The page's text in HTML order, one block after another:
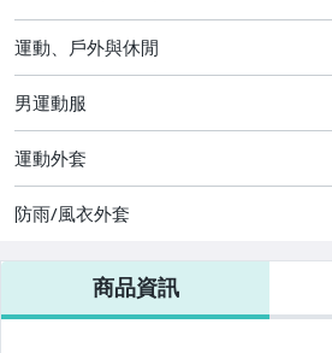
運動、戶外與休閒
男運動服
運動外套
防雨/風衣外套
商品資訊